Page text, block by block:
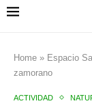
Home » Espacio
zamorano
ACTIVIDAD